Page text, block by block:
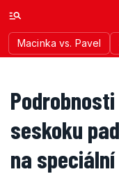
Macinka vs. Pavel
seskoku
na